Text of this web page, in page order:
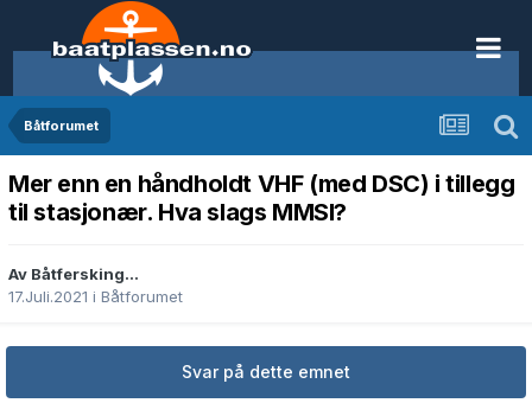
Båtforumet
Mer enn en håndholdt VHF (med DSC) i tillegg
til stasjonær. Hva slags MMSI?
Av Båtfersking...
17.Juli.2021 i Båtforumet
Svar på dette emnet